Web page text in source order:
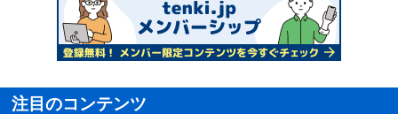
注目のコンテンツ